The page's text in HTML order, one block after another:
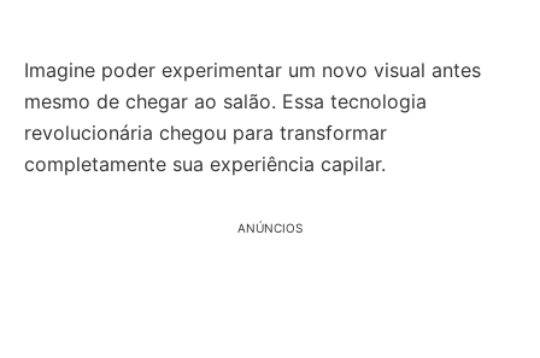
Imagine poder experimentar um novo visual antes
mesmo de chegar ao salão. Essa tecnologia
revolucionária chegou para transformar
completamente sua experiência capilar.
ANÚNCIOS